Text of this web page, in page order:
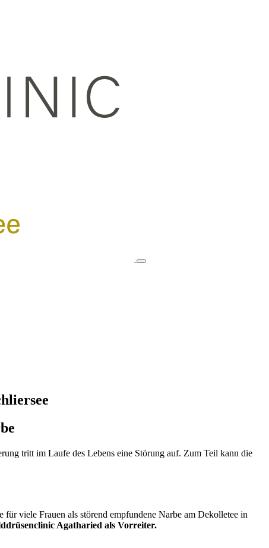
tritt im Laufe des Lebens eine Störung auf. Zum Teil kann die
für viele Frauen als störend empfundene Narbe am Dekolletee in
Agatharied als Vorreiter.